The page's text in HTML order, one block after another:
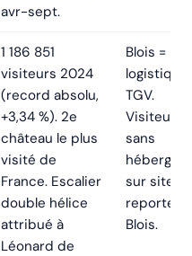
avr-sept.
1 186 851
visiteurs 2024
(record absolu,
+3,34 %). 2e
château le plus
visité de
France. Escalier
double hélice
attribué à
Léonard de
Blois =
logistique
TGV.
Visiteurs
sans
sur site se
reportent
Blois.